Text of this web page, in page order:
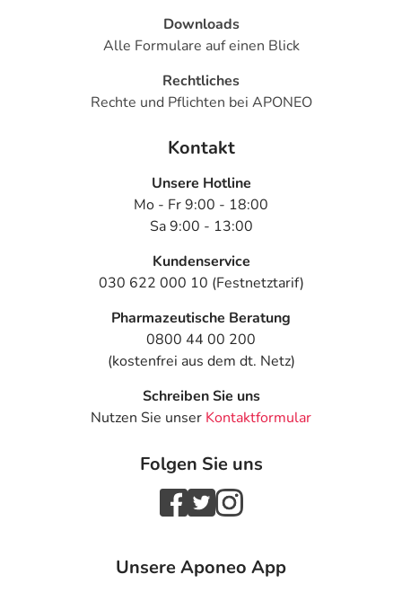
Downloads
Alle Formulare auf einen Blick
Rechtliches
Rechte und Pflichten bei APONEO
Kontakt
Unsere Hotline
Mo - Fr 9:00 - 18:00
Sa 9:00 - 13:00
Kundenservice
030 622 000 10 (Festnetztarif)
Pharmazeutische Beratung
0800 44 00 200
(kostenfrei aus dem dt. Netz)
Schreiben Sie uns
Nutzen Sie unser Kontaktformular
Folgen Sie uns
Unsere Aponeo App